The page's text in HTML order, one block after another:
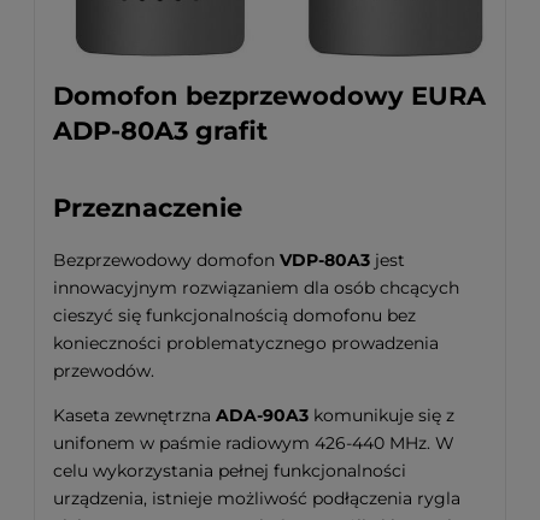
Domofon bezprzewodowy EURA
ADP-80A3 grafit
Przeznaczenie
Bezprzewodowy domofon VDP-80A3 jest
innowacyjnym rozwiązaniem dla osób chcących
cieszyć się funkcjonalnością domofonu bez
konieczności problematycznego prowadzenia
przewodów.
Kaseta zewnętrzna ADA-90A3 komunikuje się z
unifonem w paśmie radiowym 426-440 MHz. W
celu wykorzystania pełnej funkcjonalności
urządzenia, istnieje możliwość podłączenia rygla